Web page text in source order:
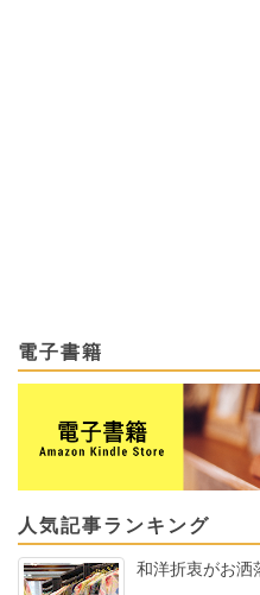
電子書籍
人気記事ランキング
和洋折衷がお